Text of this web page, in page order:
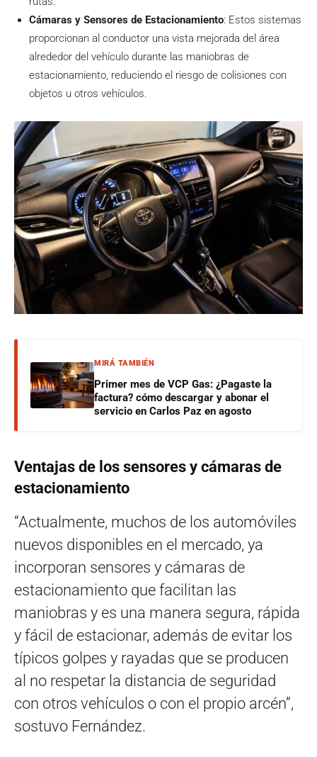
Cámaras y Sensores de Estacionamiento: Estos sistemas
proporcionan al conductor una vista mejorada del área
alrededor del vehículo durante las maniobras de
estacionamiento, reduciendo el riesgo de colisiones con
objetos u otros vehículos.
MIRÁ TAMBIÉN
Primer mes de VCP Gas: ¿Pagaste la
factura? cómo descargar y abonar el
servicio en Carlos Paz en agosto
Ventajas de los sensores y cámaras de
estacionamiento
“Actualmente, muchos de los automóviles
nuevos disponibles en el mercado, ya
incorporan sensores y cámaras de
estacionamiento que facilitan las
maniobras y es una manera segura, rápida
y fácil de estacionar, además de evitar los
típicos golpes y rayadas que se producen
al no respetar la distancia de seguridad
con otros vehículos o con el propio arcén”,
sostuvo Fernández.